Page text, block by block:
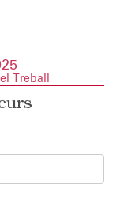
Treball